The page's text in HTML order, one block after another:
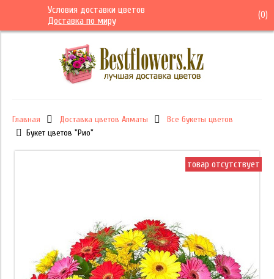
Условия доставки цветов
Доставка по миру
(0)
Главная Доставка цветов Алматы
Все букеты цветов
Букет цветов "Рио"
товар отсутствует